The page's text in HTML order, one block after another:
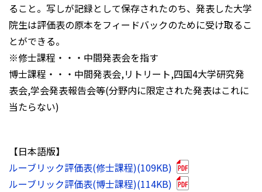
ること。写しが記録として保存されたのち、発表した大学
院生は評価表の原本をフィードバックのために受け取るこ
とができる。
※修士課程・・・中間発表会を指す
博士課程・・・中間発表会,リトリート,四国4大学研究発
表会,学会発表報告会等(分野内に限定された発表はこれに
当たらない)
【日本語版】
ルーブリック評価表(修士課程)(109KB)
ルーブリック評価表(博士課程)(114KB)